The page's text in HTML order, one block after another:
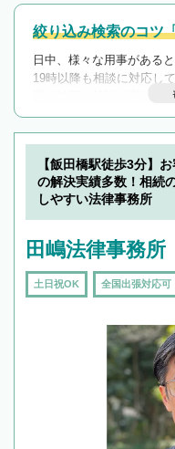
絞り込み検索のコツ
日中、様々な用事がある
19時以降も相談に対応し
遅い時間の相談が増えそ
んで検索してみましょう。
19時
【飯田橋駅徒歩3分】
の解決実績多数！相続
しやすい法律事務所
田嶋法律事務所
土日祝OK 全国出張対応可